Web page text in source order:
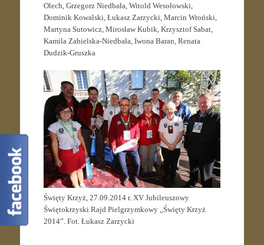
Olech, Grzegorz Niedbała, Witold Wesołowski,
Dominik Kowalski, Łukasz Zarzycki, Marcin Wroński,
Martyna Sutowicz, Mirosław Kubik, Krzysztof Sabat,
Kamila Zabielska-Niedbała, Iwona Baran, Renata
Dudzik-Gruszka
Święty Krzyż, 27.09.2014 r. XV Jubileuszowy
Świętokrzyski Rajd Pielgrzymkowy „Święty Krzyż
2014”. Fot. Łukasz Zarzycki